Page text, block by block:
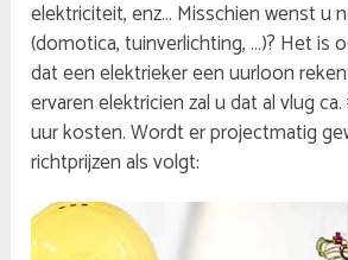
elektriciteit, enz… Misschien wenst u
(domotica, tuinverlichting, …)? Het is
dat een elektrieker een uurloon
ervaren elektricien zal u dat al vlug
uur kosten. Wordt er projectmatig
richtprijzen als volgt: